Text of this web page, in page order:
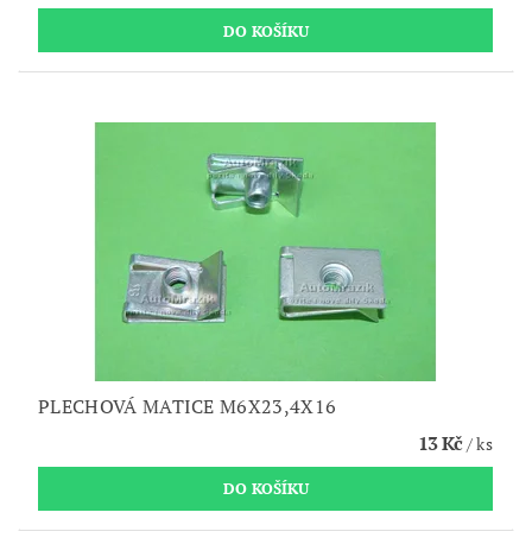
PLECHOVÁ MATICE M6X23,4X16
13 Kč/ ks